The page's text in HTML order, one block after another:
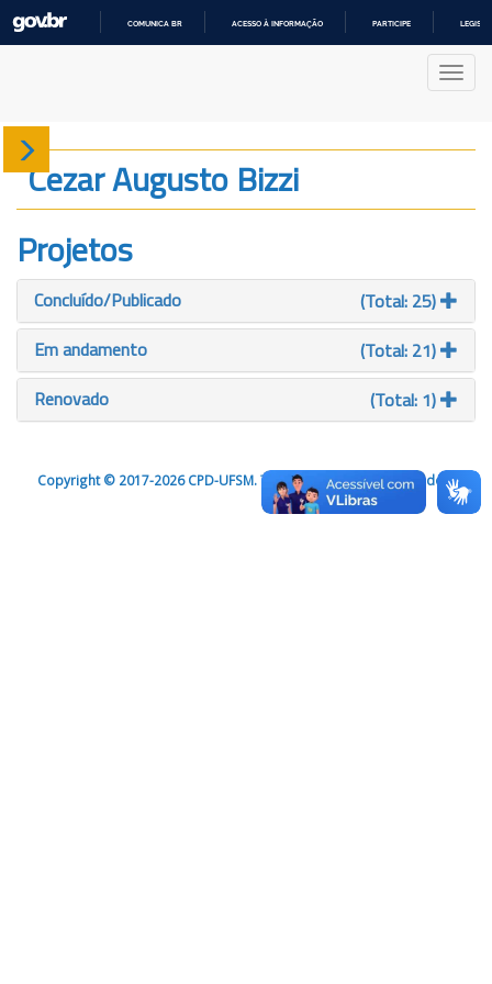
COMUNICA BR ACESSO À INFORMAÇÃO PARTICIPE
Sobre
Produção
Projetos
Gráficos
Cezar Augusto Bizzi
Projetos
Concluído/Publicado
(Total: 25)
Em andamento
(Total: 21)
Renovado
(Total: 1)
Copyright © 2017-2026 CPD-UFSM. Todos os direitos reservados.